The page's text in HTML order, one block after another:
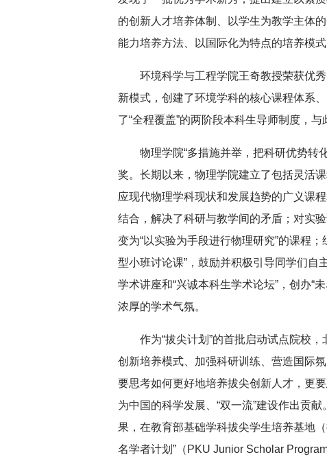
的创新人才培养体制、以学生为教学主体
能力培养方法、以国际化为特点的培养模式
环境科学与工程学院王奇教授荣获优
新模式，创建了环境学科的核心课程体系
了“全程覆盖”的两阶段本科生导师制度，
物理学院“多措施并举，把科研优势转
奖。长期以来，物理学院建立了包括灵活
应现代物理学科现状和发展趋势的广义课
结合，解决了科研与教学间的矛盾；对实
变为“以实验为手段进行物理研究”的课程
型小班讨论课”，鼓励并积极引导同学们自
学术讲座和“兴诚本科生学术论坛”，创办“
浓厚的学术气氛。
作为“拔尖计划”的首批启动试点院校
创新培养模式、加强科研训练、营造国际
要思考如何更好地培养拔尖创新人才，更
为中国的科学发展、“双一流”建设作出贡
果，在教育部基础学科拔尖学生培养基地
名学者计划”（PKU Junior Scholar